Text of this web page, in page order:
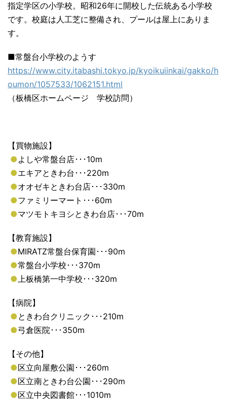
指定学区の小学校。昭和26年に開校した伝統ある小学校
です。校庭は人工芝に整備され、プールは屋上にありま
す。
■常盤台小学校のようす
https://www.city.itabashi.tokyo.jp/kyoikuiinkai/gakko/h
oumon/1057533/1062151.html
（板橋区ホームページ 学校訪問）
【買物施設】
●よしや常盤台店･･･10m
●エキアときわ台･･･220m
●オオゼキときわ台店･･･330m
●ファミリーマート･･･60m
●マツモトキヨシときわ台店･･･70m
【教育施設】
●MIRATZ常盤台保育園･･･90m
●常盤台小学校･･･370m
●上板橋第一中学校･･･320m
【病院】
●ときわ台クリニック･･･210m
●弓倉医院･･･350m
【その他】
●区立向屋敷公園･･･260m
●区立南ときわ台公園･･･290m
●区立中央図書館･･･1010m